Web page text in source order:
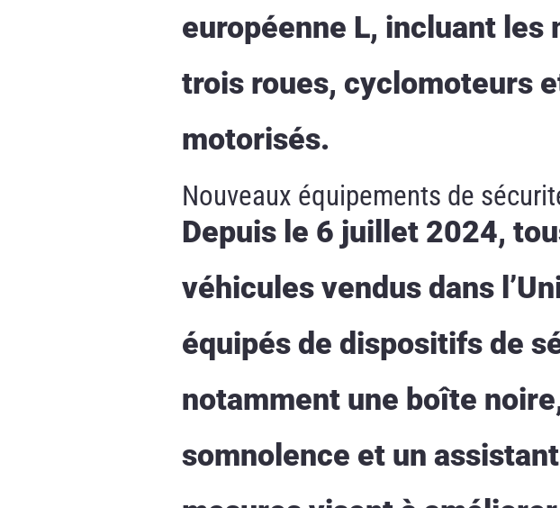
européenne L, incluant les
trois roues, cyclomoteurs
motorisés.
Nouveaux équipements de
Depuis le 6 juillet 2024,
véhicules vendus dans
équipés de dispositifs de
notamment une boîte
somnolence et un